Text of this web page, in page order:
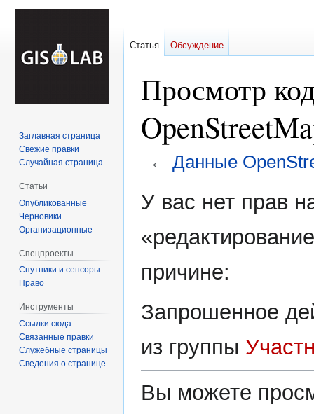
Просмотр
← Данные
ккУ вас нет прав
причине:
Запрошенное
из группы
Вы можете
Статья Обсуждение
Заглавная страница
Свежие правки
Случайная страница
Статьи
Опубликованные
Черновики
Организационные
Спецпроекты
Спутники и сенсоры
Право
Инструменты
Ссылки сюда
Связанные правки
Служебные страницы
Сведения о странице